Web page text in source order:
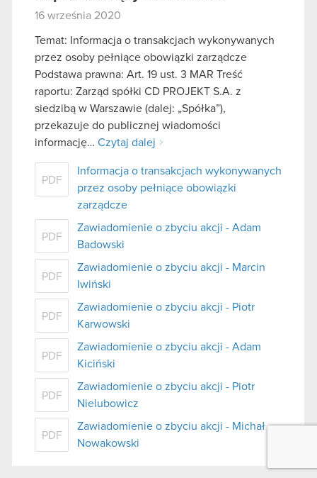
16 września 2020
Temat: Informacja o transakcjach wykonywanych
przez osoby pełniące obowiązki zarządcze
Podstawa prawna: Art. 19 ust. 3 MAR Treść
raportu: Zarząd spółki CD PROJEKT S.A. z
siedzibą w Warszawie (dalej: „Spółka”),
przekazuje do publicznej wiadomości
informację… Czytaj dalej
PDF
Informacja o transakcjach wykonywanych
przez osoby pełniące obowiązki
zarządcze
PDF
Zawiadomienie o zbyciu akcji - Adam
Badowski
PDF
Zawiadomienie o zbyciu akcji - Marcin
Iwiński
PDF
Zawiadomienie o zbyciu akcji - Piotr
Karwowski
PDF
Zawiadomienie o zbyciu akcji - Adam
Kiciński
PDF
Zawiadomienie o zbyciu akcji - Piotr
Nielubowicz
PDF
Zawiadomienie o zbyciu akcji - Michał
Nowakowski